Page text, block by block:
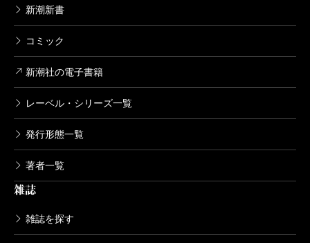
新潮新書
コミック
新潮社の電子書籍
レーベル・シリーズ一覧
発行形態一覧
著者一覧
雑誌
雑誌を探す